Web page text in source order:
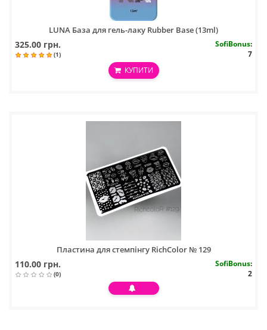
LUNA База для гель-лаку Rubber Base (13ml)
325.00 грн.
(1)
SofiBonus:
7
КУПИТИ
Пластина для стемпінгу RichColor № 129
110.00 грн.
(0)
SofiBonus:
2